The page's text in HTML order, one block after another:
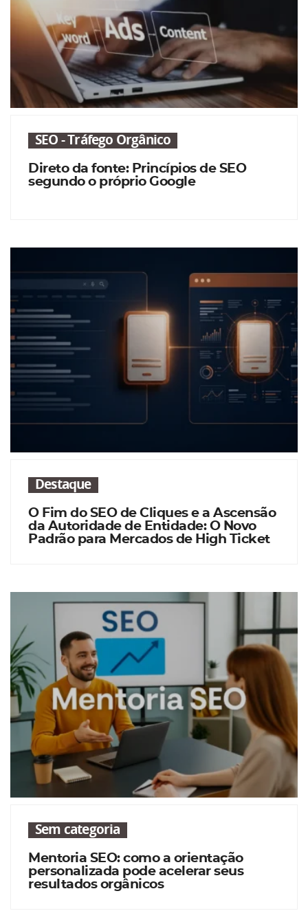
SEO - Tráfego Orgânico
Direto da fonte: Princípios de SEO
segundo o próprio Google
Destaque
O Fim do SEO de Cliques e a Ascensão
da Autoridade de Entidade: O Novo
Padrão para Mercados de High Ticket
Sem categoria
Mentoria SEO: como a orientação
personalizada pode acelerar seus
resultados orgânicos